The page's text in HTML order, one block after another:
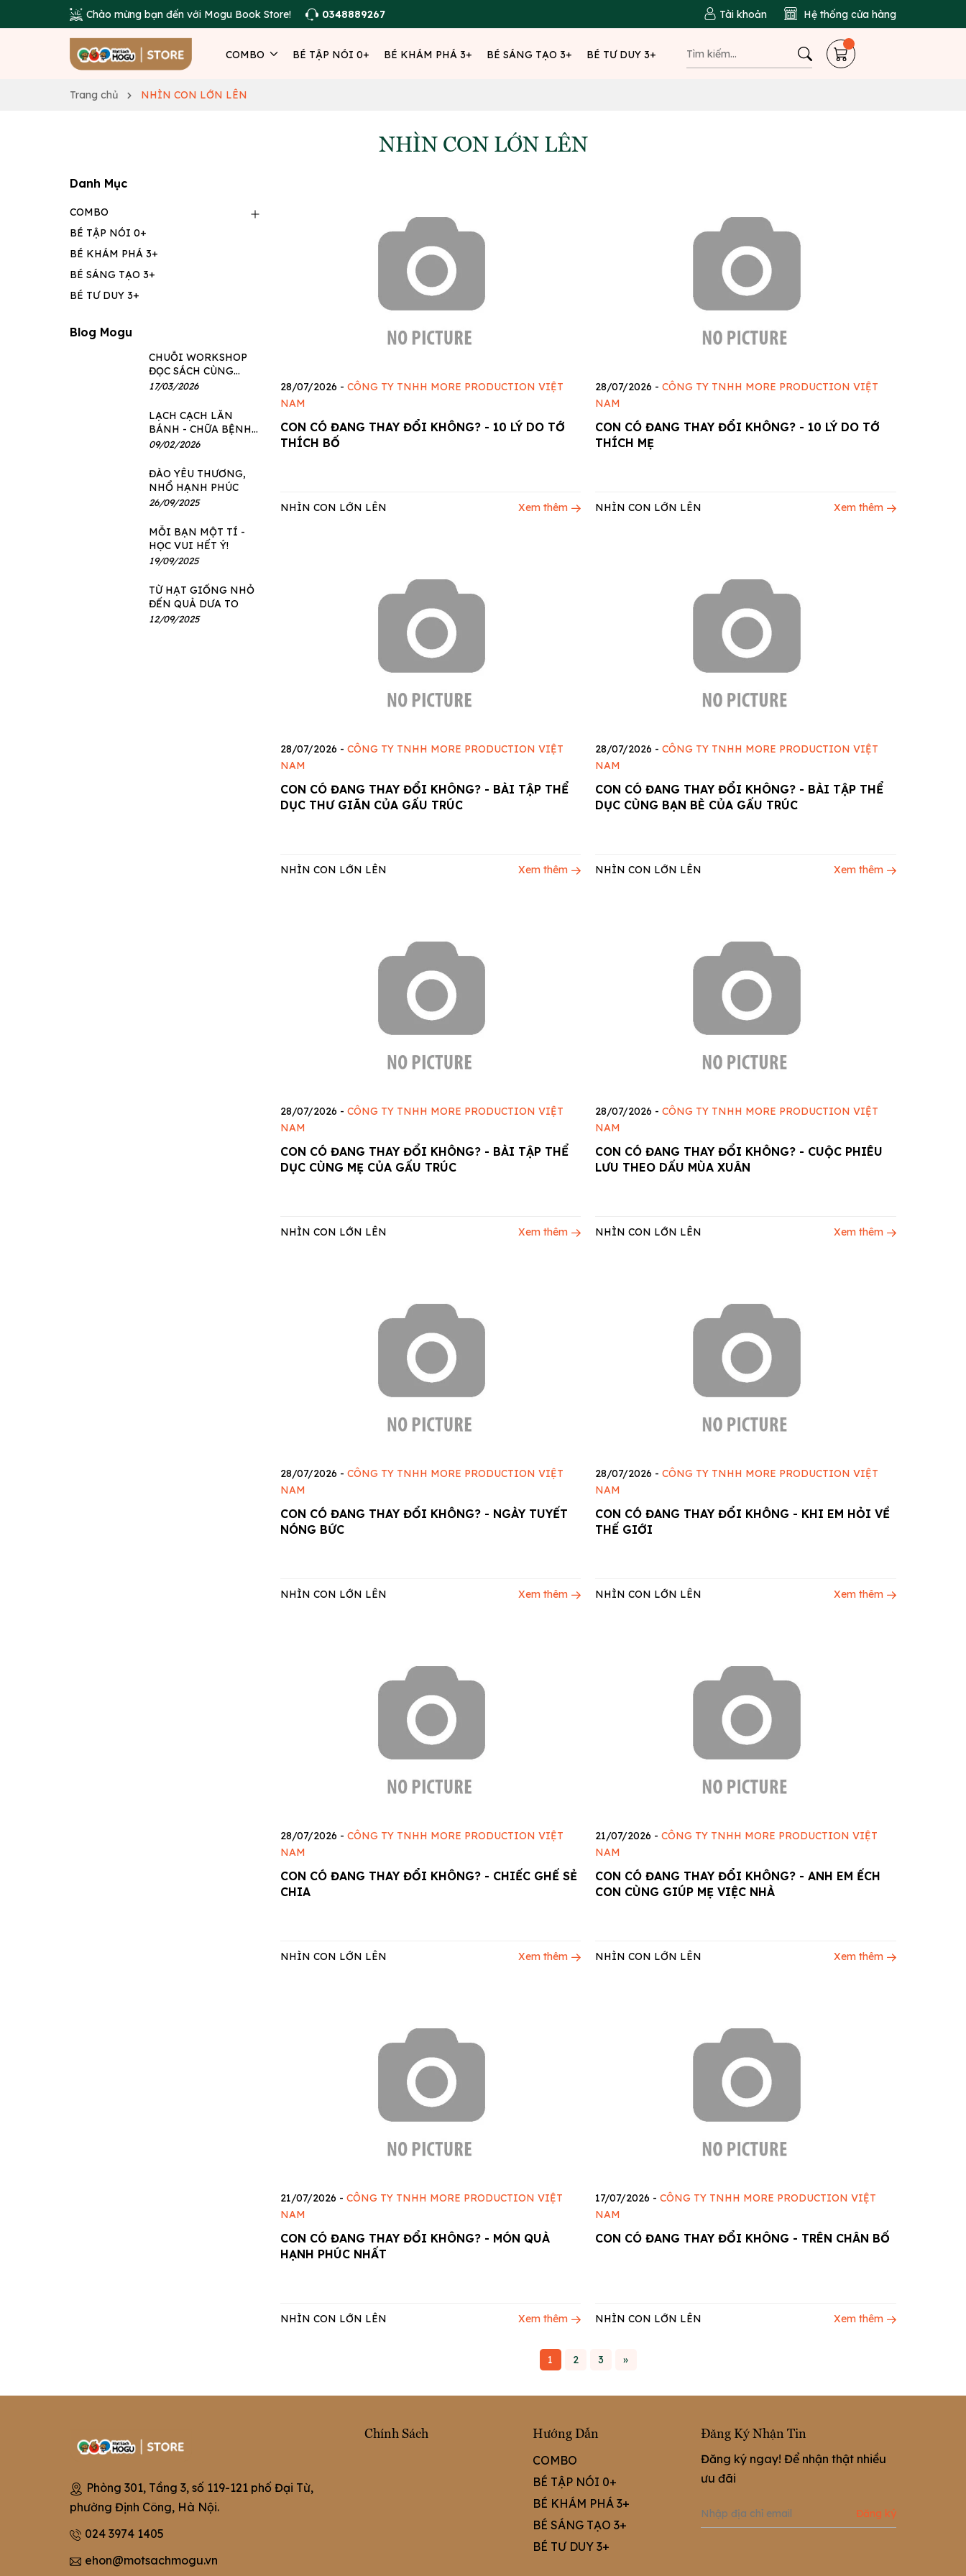
Chào mừng bạn đến với Mogu Book Store! 0348889267 Tài khoản Hệ thống cửa hàng
COMBO BÉ TẬP NÓI 0+ BÉ KHÁM PHÁ 3+ BÉ SÁNG TẠO 3+ BÉ TƯ DUY 3+
Trang chủ NHÌN CON LỚN LÊN
NHÌN CON LỚN LÊN
28/07/2026 - CÔNG TY TNHH MORE PRODUCTION VIỆT
NAM
CON CÓ ĐANG THAY ĐỔI KHÔNG? - 10 LÝ DO TỚ
THÍCH BỐ
NHÌN CON LỚN LÊN Xem thêm
28/07/2026 -CÔNG TY TNHH MORE PRODUCTION VIỆT
NAM
CON CÓ ĐANG THAY ĐỔI KHÔNG? - 10 LÝ DO TỚ
THÍCH MẸ
NHÌN CON LỚN LÊN Xem thêm
28/07/2026 - CÔNG TY TNHH MORE PRODUCTION VIỆT
NAM
CON CÓ ĐANG THAY ĐỔI KHÔNG? - BÀI TẬP THỂ
DỤC THƯ GIÃN CỦA GẤU TRÚC
NHÌN CON LỚN LÊN Xem thêm
28/07/2026 -CÔNG TY TNHH MORE PRODUCTION VIỆT
NAM
CON CÓ ĐANG THAY ĐỔI KHÔNG? - BÀI TẬP THỂ
DỤC CÙNG BẠN BÈ CỦA GẤU TRÚC
NHÌN CON LỚN LÊN Xem thêm
28/07/2026 - CÔNG TY TNHH MORE PRODUCTION VIỆT
NAM
CON CÓ ĐANG THAY ĐỔI KHÔNG? - BÀI TẬP THỂ
DỤC CÙNG MẸ CỦA GẤU TRÚC
NHÌN CON LỚN LÊN Xem thêm
28/07/2026 -CÔNG TY TNHH MORE PRODUCTION VIỆT
NAM
CON CÓ ĐANG THAY ĐỔI KHÔNG? - CUỘC PHIÊU
LƯU THEO DẤU MÙA XUÂN
NHÌN CON LỚN LÊN Xem thêm
28/07/2026 - CÔNG TY TNHH MORE PRODUCTION VIỆT
NAM
CON CÓ ĐANG THAY ĐỔI KHÔNG? - NGÀY TUYẾT
NÓNG BỨC
NHÌN CON LỚN LÊN Xem thêm
28/07/2026 -CÔNG TY TNHH MORE PRODUCTION VIỆT
NAM
CON CÓ ĐANG THAY ĐỔI KHÔNG - KHI EM HỎI VỀ
THẾ GIỚI
NHÌN CON LỚN LÊN Xem thêm
28/07/2026 - CÔNG TY TNHH MORE PRODUCTION VIỆT
NAM
CON CÓ ĐANG THAY ĐỔI KHÔNG? - CHIẾC GHẾ SẺ
CHIA
NHÌN CON LỚN LÊN Xem thêm
21/07/2026 -CÔNG TY TNHH MORE PRODUCTION VIỆT
NAM
CON CÓ ĐANG THAY ĐỔI KHÔNG? - ANH EM ẾCH
CON CÙNG GIÚP MẸ VIỆC NHÀ
NHÌN CON LỚN LÊN Xem thêm
21/07/2026 - CÔNG TY TNHH MORE PRODUCTION VIỆT
NAM
CON CÓ ĐANG THAY ĐỔI KHÔNG? - MÓN QUÀ
HẠNH PHÚC NHẤT
NHÌN CON LỚN LÊN Xem thêm
17/07/2026 -CÔNG TY TNHH MORE PRODUCTION VIỆT
NAM
CON CÓ ĐANG THAY ĐỔI KHÔNG - TRÊN CHÂN BỐ
NHÌN CON LỚN LÊN Xem thêm
1 2 3 »
Danh Mục
COMBO
BÉ TẬP NÓI 0+
BÉ KHÁM PHÁ 3+
BÉ SÁNG TẠO 3+
BÉ TƯ DUY 3+
Blog Mogu
CHUỖI WORKSHOP
ĐỌC SÁCH CÙNG
MOGU x VINSCHOOL
17/03/2026
LẠCH CẠCH LĂN
BÁNH - CHỮA BỆNH
SIÊU NHANH!
09/02/2026
ĐÀO YÊU THƯƠNG,
NHỔ HẠNH PHÚC
26/09/2025
MỖI BẠN MỘT TÍ -
HỌC VUI HẾT Ý!
19/09/2025
TỪ HẠT GIỐNG NHỎ
ĐẾN QUẢ DƯA TO
12/09/2025
Phòng 301, Tầng 3, số 119-121 phố Đại Từ,
phường Định Công, Hà Nội.
024 3974 1405
ehon@motsachmogu.vn
Chính Sách Hướng Dẫn
COMBO
BÉ TẬP NÓI 0+
BÉ KHÁM PHÁ 3+
BÉ SÁNG TẠO 3+
BÉ TƯ DUY 3+
Đăng Ký Nhận Tin
Đăng ký ngay! Để nhận thật nhiều
ưu đãi
Đăng ký